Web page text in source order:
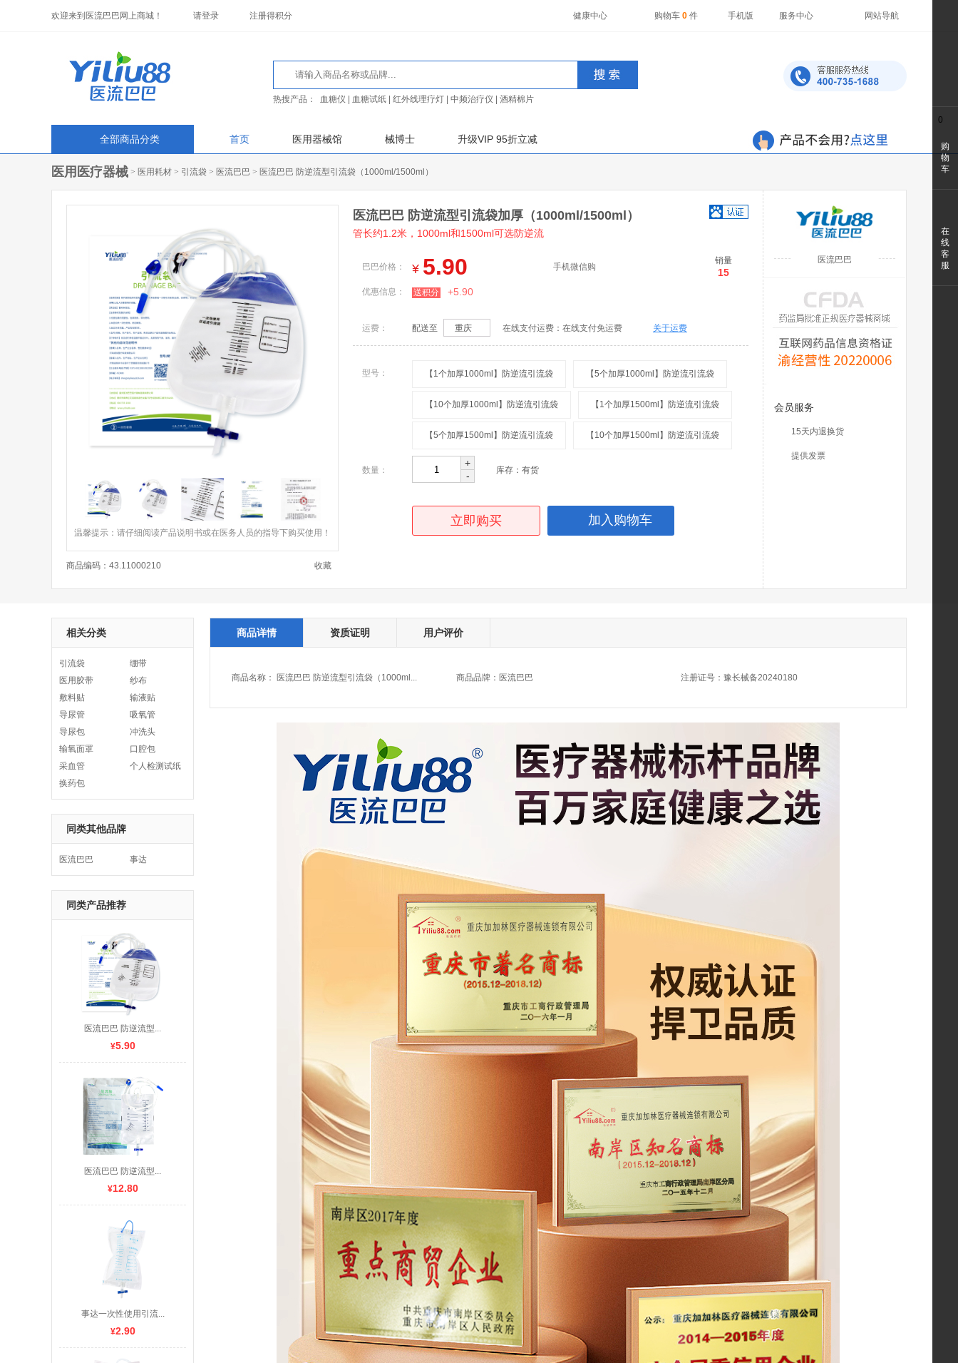
欢迎来到医流巴巴网上商城！ 请登录 注册得积分 健康中心 购物车 0 件 手机版 服务中心 网站导航
热搜产品： 血糖仪 血糖试纸 红外线理疗灯 中频治疗仪 酒精棉片
全部商品分类 首页 医用器械馆 械博士 升级VIP 95折立减
医用医疗器械 > 医用耗材 > 引流袋 > 医流巴巴 > 医流巴巴 防逆流型引流袋（1000ml/1500ml）
温馨提示：请仔细阅读产品说明书或在医务人员的指导下购买使用！
商品编码： 43.11000210 收藏
医流巴巴 防逆流型引流袋加厚（1000ml/1500ml）
管长约1.2米，1000ml和1500ml可选防逆流
巴巴价格： ¥ 5.90 手机微信购
销量
15
优惠信息： 送积分 +5.90
运费： 配送至 重庆 在线支付运费： 在线支付免运费 关于运费
型号： 【1个加厚1000ml】防逆流引流袋 【5个加厚1000ml】防逆流引流袋
【10个加厚1000ml】防逆流引流袋 【1个加厚1500ml】防逆流引流袋
【5个加厚1500ml】防逆流引流袋 【10个加厚1500ml】防逆流引流袋
数量： -
+
库存：有货
立即购买 加入购物车
医流巴巴
会员服务
15天内退换货
提供发票
相关分类
引流袋
绷带
医用胶带
纱布
敷料贴
输液贴
导尿管
吸氧管
导尿包
冲洗头
输氧面罩
口腔包
采血管
个人检测试纸
换药包
同类其他品牌
医流巴巴 事达
同类产品推荐
医流巴巴 防逆流型...
¥5.90
医流巴巴 防逆流型...
¥12.80
事达一次性使用引流...
¥2.90
商品详情 资质证明 用户评价
商品名称： 医流巴巴 防逆流型引流袋（1000ml... 商品品牌： 医流巴巴 注册证号： 豫长械备20240180
0
购
物
车
在
线
客
服